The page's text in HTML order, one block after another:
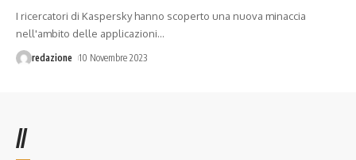
I ricercatori di Kaspersky hanno scoperto una nuova minaccia
nell'ambito delle applicazioni…
redazione 10 Novembre 2023
//